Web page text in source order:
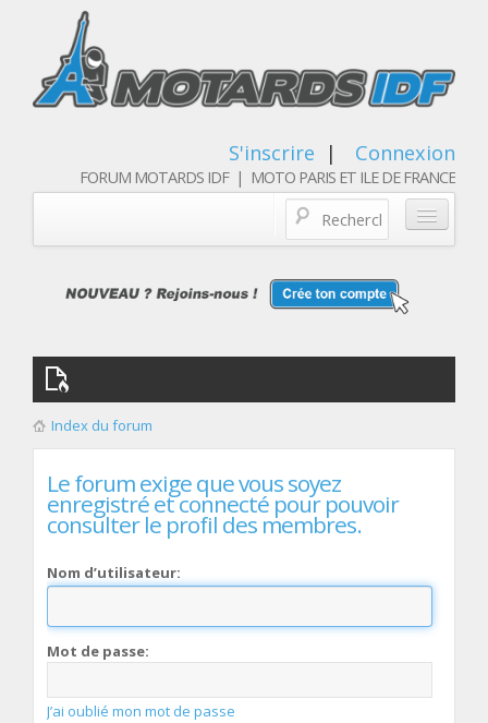
S'inscrire | Connexion
FORUM MOTARDS IDF | MOTO PARIS ET ILE DE FRANCE
Qui sommes nous
Les membres
Index du forum
Le forum exige que vous soyez
enregistré et connecté pour pouvoir
consulter le profil des membres.
Nom d’utilisateur:
Mot de passe:
J’ai oublié mon mot de passe